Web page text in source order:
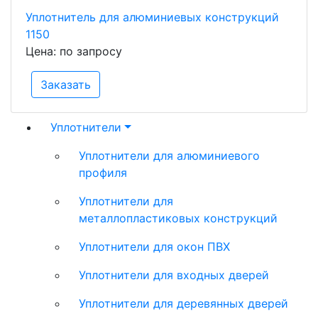
Уплотнитель для алюминиевых конструкций
1150
Цена: по запросу
Заказать
Уплотнители
Уплотнители для алюминиевого
профиля
Уплотнители для
металлопластиковых конструкций
Уплотнители для окон ПВХ
Уплотнители для входных дверей
Уплотнители для деревянных дверей